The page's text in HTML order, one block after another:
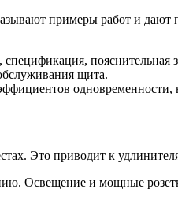
примеры работ и
пояснительная
щита.
Это приводит к
Освещение и мощные